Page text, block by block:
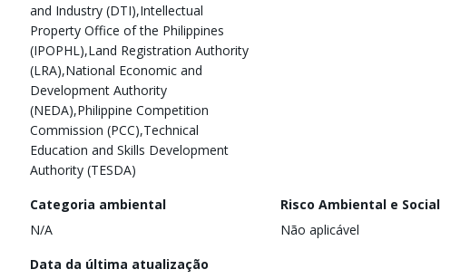
and Industry (DTI),Intellectual
Property Office of the Philippines
(IPOPHL),Land Registration Authority
(LRA),National Economic and
Development Authority
(NEDA),Philippine Competition
Commission (PCC),Technical
Education and Skills Development
Authority (TESDA)
Categoria ambiental
N/A
Risco Ambiental e Social
Não aplicável
Data da última atualização